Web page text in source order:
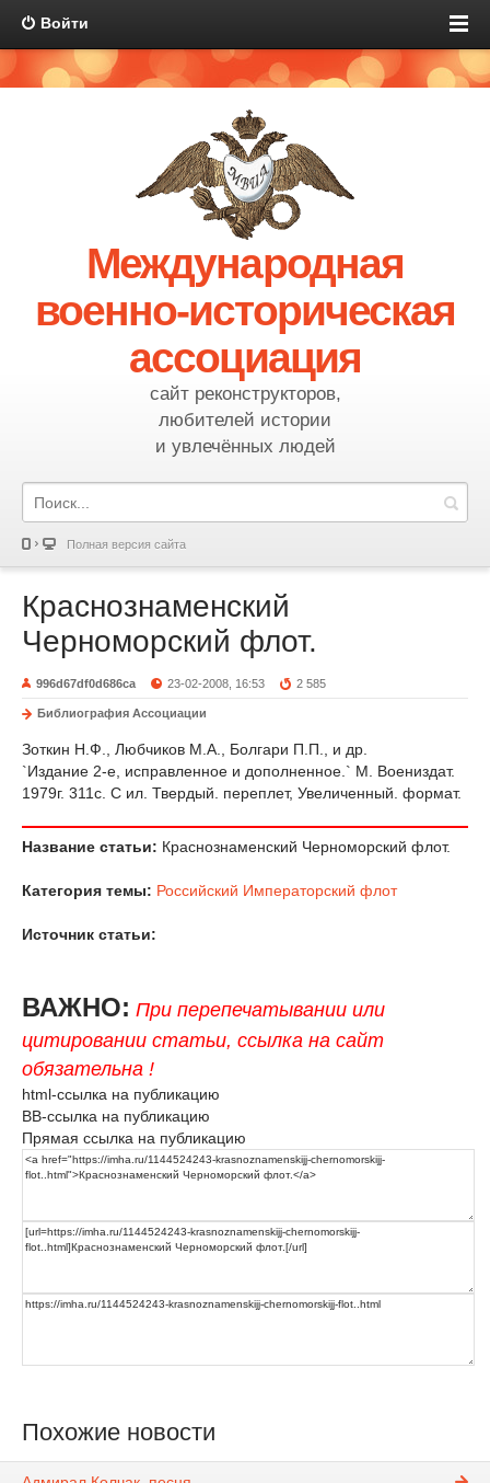
Войти
Международная
военно-историческая
ассоциация
сайт реконструкторов,
любителей истории
и увлечённых людей
Полная версия сайта
Краснознаменский
Черноморский флот.
996d67df0d686ca 23-02-2008, 16:53 2 585
Библиография Ассоциации
Зоткин Н.Ф., Любчиков М.А., Болгари П.П., и др.
`Издание 2-е, исправленное и дополненное.` М. Воениздат.
1979г. 311с. С ил. Твердый. переплет, Увеличенный. формат.
Название статьи: Краснознаменский Черноморский флот.
Категория темы: Российский Императорский флот
Источник статьи:
ВАЖНО: При перепечатывании или
цитировании статьи, ссылка на сайт
обязательна !
html-ссылка на публикацию
BB-ссылка на публикацию
Прямая ссылка на публикацию
Похожие новости